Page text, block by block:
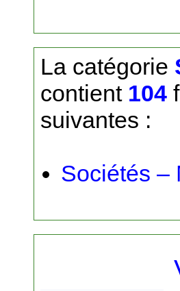
La catégorie
contient 104
suivantes :
Sociétés –